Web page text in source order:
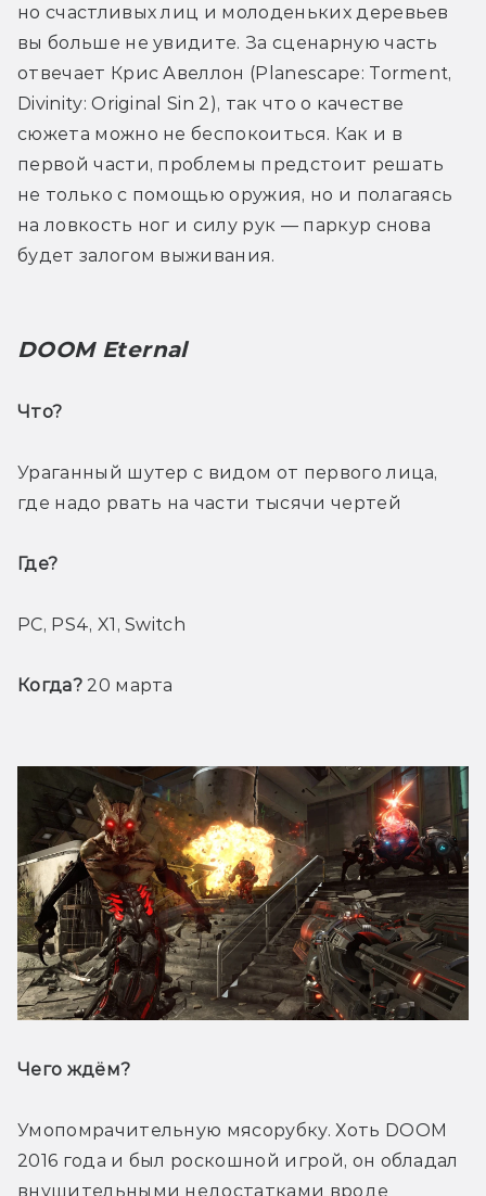
но счастливых лиц и молоденьких деревьев
вы больше не увидите. За сценарную часть
отвечает Крис Авеллон (Planescape: Torment,
Divinity: Original Sin 2), так что о качестве
сюжета можно не беспокоиться. Как и в
первой части, проблемы предстоит решать
не только с помощью оружия, но и полагаясь
на ловкость ног и силу рук — паркур снова
будет залогом выживания.
DOOM Eternal
Что?
Ураганный шутер с видом от первого лица,
где надо рвать на части тысячи чертей
Где?
PC, PS4, X1, Switch
Когда? 20 марта
Чего ждём?
Умопомрачительную мясорубку. Хоть DOOM
2016 года и был роскошной игрой, он обладал
внушительными недостатками вроде